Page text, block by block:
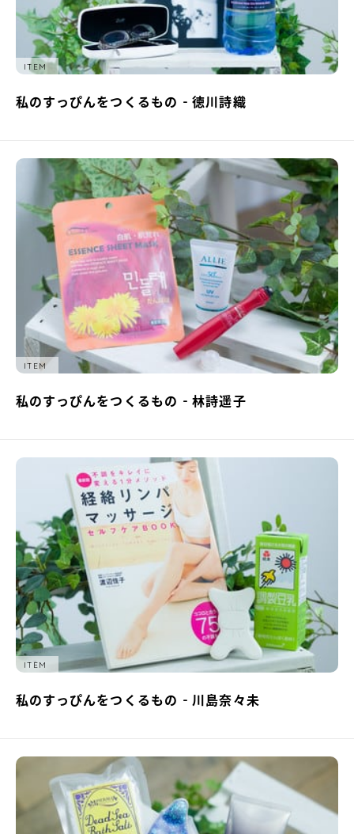
ITEM
私のすっぴんをつくるもの - 徳川詩織
ITEM
私のすっぴんをつくるもの - 林詩遥子
ITEM
私のすっぴんをつくるもの - 川島奈々未